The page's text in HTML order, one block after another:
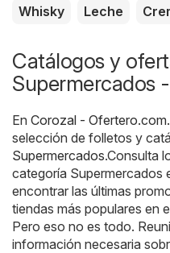
Whisky Leche
Catálogos y
Supermercados
En Corozal -
selección de folletos y
Supermercados.Consulta
categoría Supermercados
encontrar las últimas
tiendas más populares en
Pero eso no es todo.
información necesaria